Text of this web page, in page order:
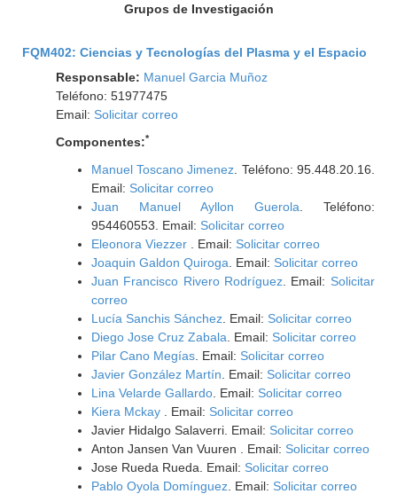
Grupos de Investigación
FQM402: Ciencias y Tecnologías del Plasma y el Espacio
Responsable: Manuel Garcia Muñoz
Teléfono: 51977475
Email: Solicitar correo
Componentes:*
Manuel Toscano Jimenez . Teléfono: 95.448.20.16.
Email: Solicitar correo
Juan Manuel Ayllon Guerola . Teléfono:
954460553. Email: Solicitar correo
Eleonora Viezzer
. Email: Solicitar correo
Joaquin Galdon Quiroga . Email: Solicitar correo
Juan Francisco Rivero Rodríguez . Email: Solicitar
correo
Lucía Sanchis Sánchez. Email: Solicitar correo
Diego Jose Cruz Zabala . Email: Solicitar correo
Pilar Cano Megías. Email: Solicitar correo
Javier González Martín . Email: Solicitar correo
Lina Velarde Gallardo. Email: Solicitar correo
Kiera Mckay
. Email: Solicitar correo
Javier Hidalgo Salaverri. Email: Solicitar correo
Anton Jansen Van Vuuren . Email: Solicitar correo
Jose Rueda Rueda. Email: Solicitar correo
Pablo Oyola Domínguez. Email: Solicitar correo